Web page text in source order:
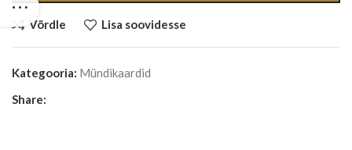
Võrdle Lisa soovidesse
Kategooria: Mündikaardid
Share: